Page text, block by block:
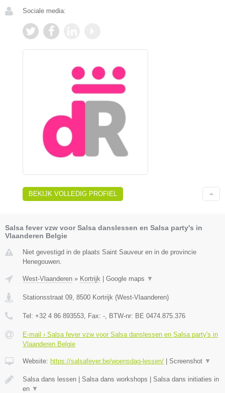
Sociale media:
BEKIJK VOLLEDIG PROFIEL
Salsa fever vzw voor Salsa danslessen en Salsa party's in
Vlaanderen Belgie
Niet gevestigd in de plaats Saint Sauveur en in de provincie
Henegouwen.
West-Vlaanderen » Kortrijk Google maps ▼
Stationsstraat 09, 8500 Kortrijk (West-Vlaanderen)
Tel: +32 4 86 893553, Fax: -, BTW-nr: BE 0474.875.376
E-mail › Salsa fever vzw voor Salsa danslessen en Salsa party's in
Vlaanderen Belgie
Website: https://salsafever.be/woensdag-lessen/ Screenshot ▼
Salsa dans lessen | Salsa dans workshops | Salsa dans initiaties in
en ▼